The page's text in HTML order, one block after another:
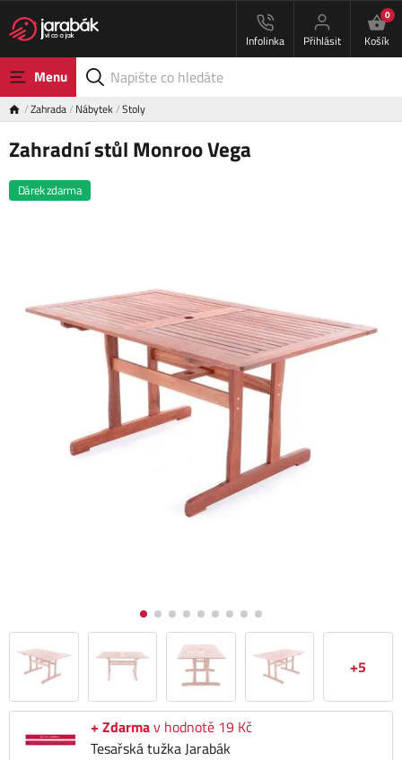
Infolinka Přihlásit
0
Košík
Menu
Zahrada Nábytek Stoly
Zahradní stůl Monroo Vega
Dárek zdarma
+5
+ Zdarmav hodnotě 19 Kč
Tesařská tužka Jarabák